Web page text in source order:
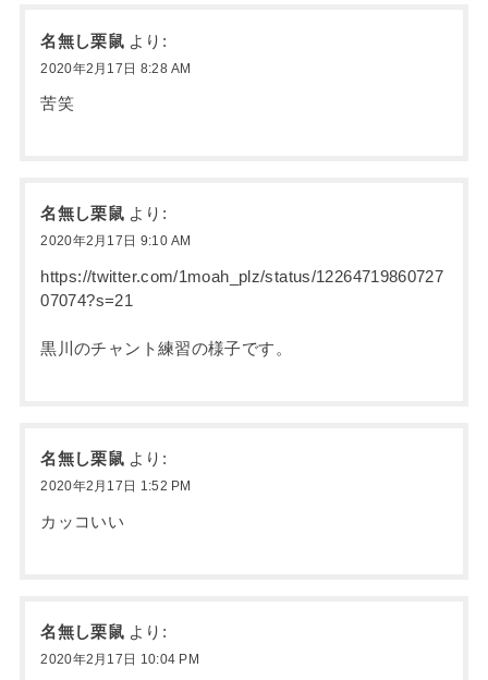
名無し栗鼠 より:
2020年2月17日 8:28 AM
苦笑
名無し栗鼠 より:
2020年2月17日 9:10 AM
https://twitter.com/1moah_plz/status/12264719860727
07074?s=21
黒川のチャント練習の様子です。
名無し栗鼠 より:
2020年2月17日 1:52 PM
カッコいい
名無し栗鼠 より:
2020年2月17日 10:04 PM